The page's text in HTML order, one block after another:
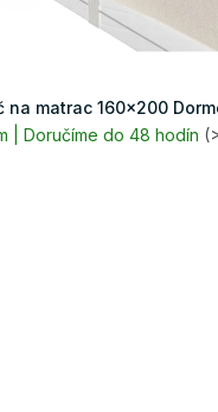
na matrac 160x200
| Doručíme do 48 hodín